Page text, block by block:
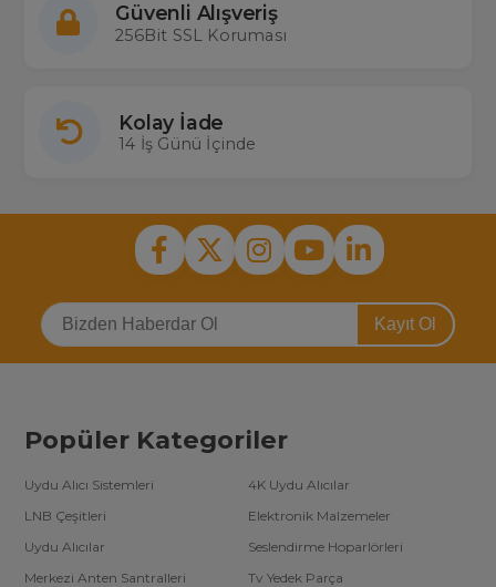
Güvenli Alışveriş
256Bit SSL Koruması
Kolay İade
14 İş Günü İçinde
Kayıt Ol
Popüler Kategoriler
Uydu Alıcı Sistemleri
4K Uydu Alıcılar
LNB Çeşitleri
Elektronik Malzemeler
Uydu Alıcılar
Seslendirme Hoparlörleri
Merkezi Anten Santralleri
Tv Yedek Parça